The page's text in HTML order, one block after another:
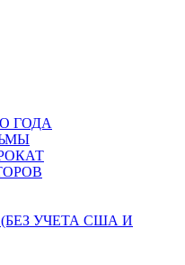
ГОДА
УЧЕТА США И